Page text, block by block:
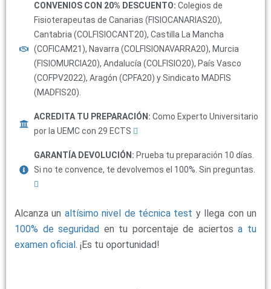
CONVENIOS CON 20% DESCUENTO: Colegios de
Fisioterapeutas de Canarias (FISIOCANARIAS20),
Cantabria (COLFISIOCANT20), Castilla La Mancha
(COFICAM21), Navarra (COLFISIONAVARRA20), Murcia
(FISIOMURCIA20), Andalucía (COLFISIO20), País Vasco
(COFPV2022), Aragón (CPFA20) y Sindicato MADFIS
(MADFIS20).
ACREDITA TU PREPARACIÓN: Como Experto Universitario
por la UEMC con 29 ECTS
GARANTÍA DEVOLUCIÓN: Prueba tu preparación 10 días.
Si no te convence, te devolvemos el 100%. Sin preguntas.
Alcanza un altísimo nivel de técnica test y llega con un
100% de seguridad en tu porcentaje de aciertos a tu
examen oficial. ¡Es tu oportunidad!